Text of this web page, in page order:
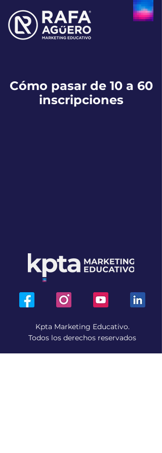
Cómo pasar de 10 a 60
inscripciones
Kpta Marketing Educativo.
Todos los derechos reservados